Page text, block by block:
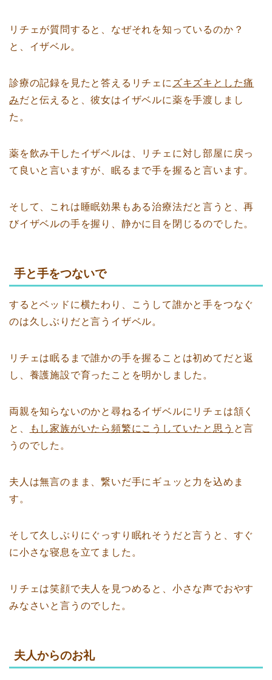
リチェが質問すると、なぜそれを知っているのか？
と、イザベル。
診療の記録を見たと答えるリチェに ズキズキとした痛
みだと伝えると、彼女はイザベルに薬を手渡しまし
た。
薬を飲み干したイザベルは、リチェに対し部屋に戻っ
て良いと言いますが、眠るまで手を握ると言います。
そして、これは睡眠効果もある治療法だと言うと、再
びイザベルの手を握り、静かに目を閉じるのでした。
手と手をつないで
するとベッドに横たわり、こうして誰かと手をつなぐ
のは久しぶりだと言うイザベル。
リチェは眠るまで誰かの手を握ることは初めてだと返
し、養護施設で育ったことを明かしました。
両親を知らないのかと尋ねるイザベルにリチェは頷く
と、
もし家族がいたら頻繁にこうしていたと思う と言
うのでした。
夫人は無言のまま、繋いだ手にギュッと力を込めま
す。
そして久しぶりにぐっすり眠れそうだと言うと、すぐ
に小さな寝息を立てました。
リチェは笑顔で夫人を見つめると、小さな声でおやす
みなさいと言うのでした。
夫人からのお礼